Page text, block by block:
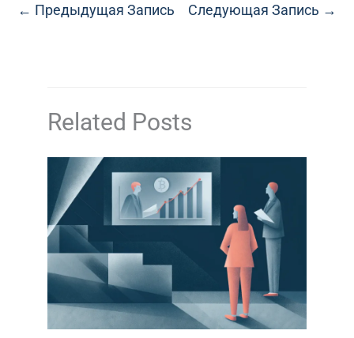
← Предыдущая Запись Следующая Запись →
Related Posts